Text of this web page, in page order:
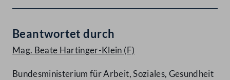
Beantwortet durch
Mag. Beate Hartinger-Klein (F)
Bundesministerium für Arbeit, Soziales, Gesundheit